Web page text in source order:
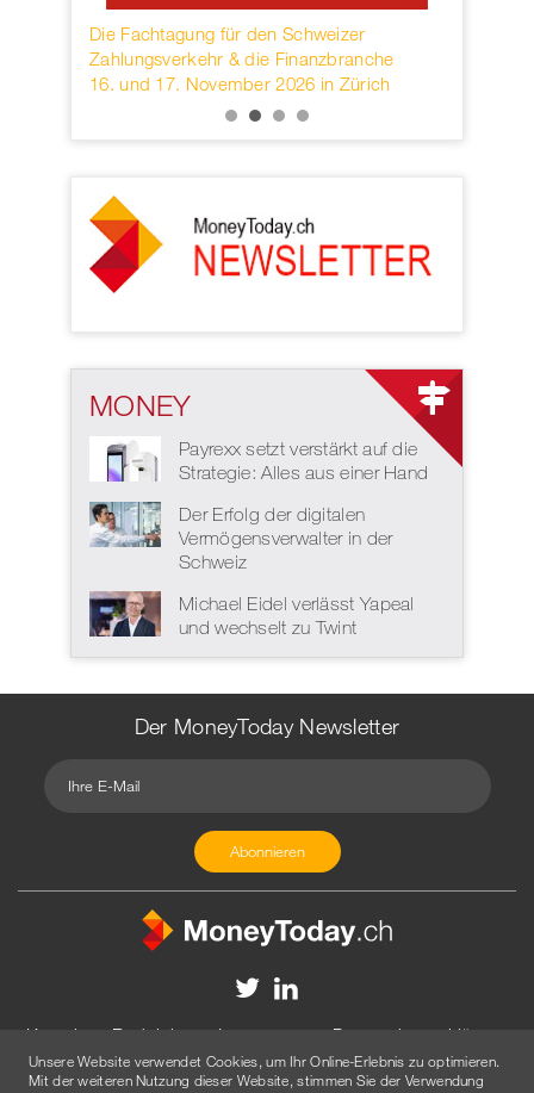
Die Fachtagung für den Schweizer
Zahlungsverkehr & die Finanzbranche
16. und 17. November 2026 in Zürich
MONEY
Payrexx setzt verstärkt auf die
Strategie: Alles aus einer Hand
Der Erfolg der digitalen
Vermögensverwalter in der
Schweiz
Michael Eidel verlässt Yapeal
und wechselt zu Twint
Der MoneyToday Newsletter
Kontakt Redaktion Impressum
Datenschutzerklärung
Disclaimer
Werbung
Unsere Website verwendet Cookies, um Ihr Online-Erlebnis zu optimieren.
Mit der weiteren Nutzung dieser Website, stimmen Sie der Verwendung